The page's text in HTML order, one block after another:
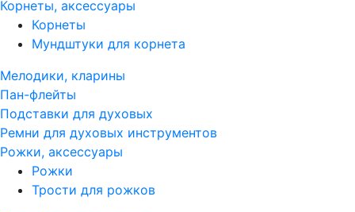
Корнеты, аксессуары
Корнеты
Мундштуки для корнета
Мелодики, кларины
Пан-флейты
Подставки для духовых
Ремни для духовых инструментов
Рожки, аксессуары
Рожки
Трости для рожков